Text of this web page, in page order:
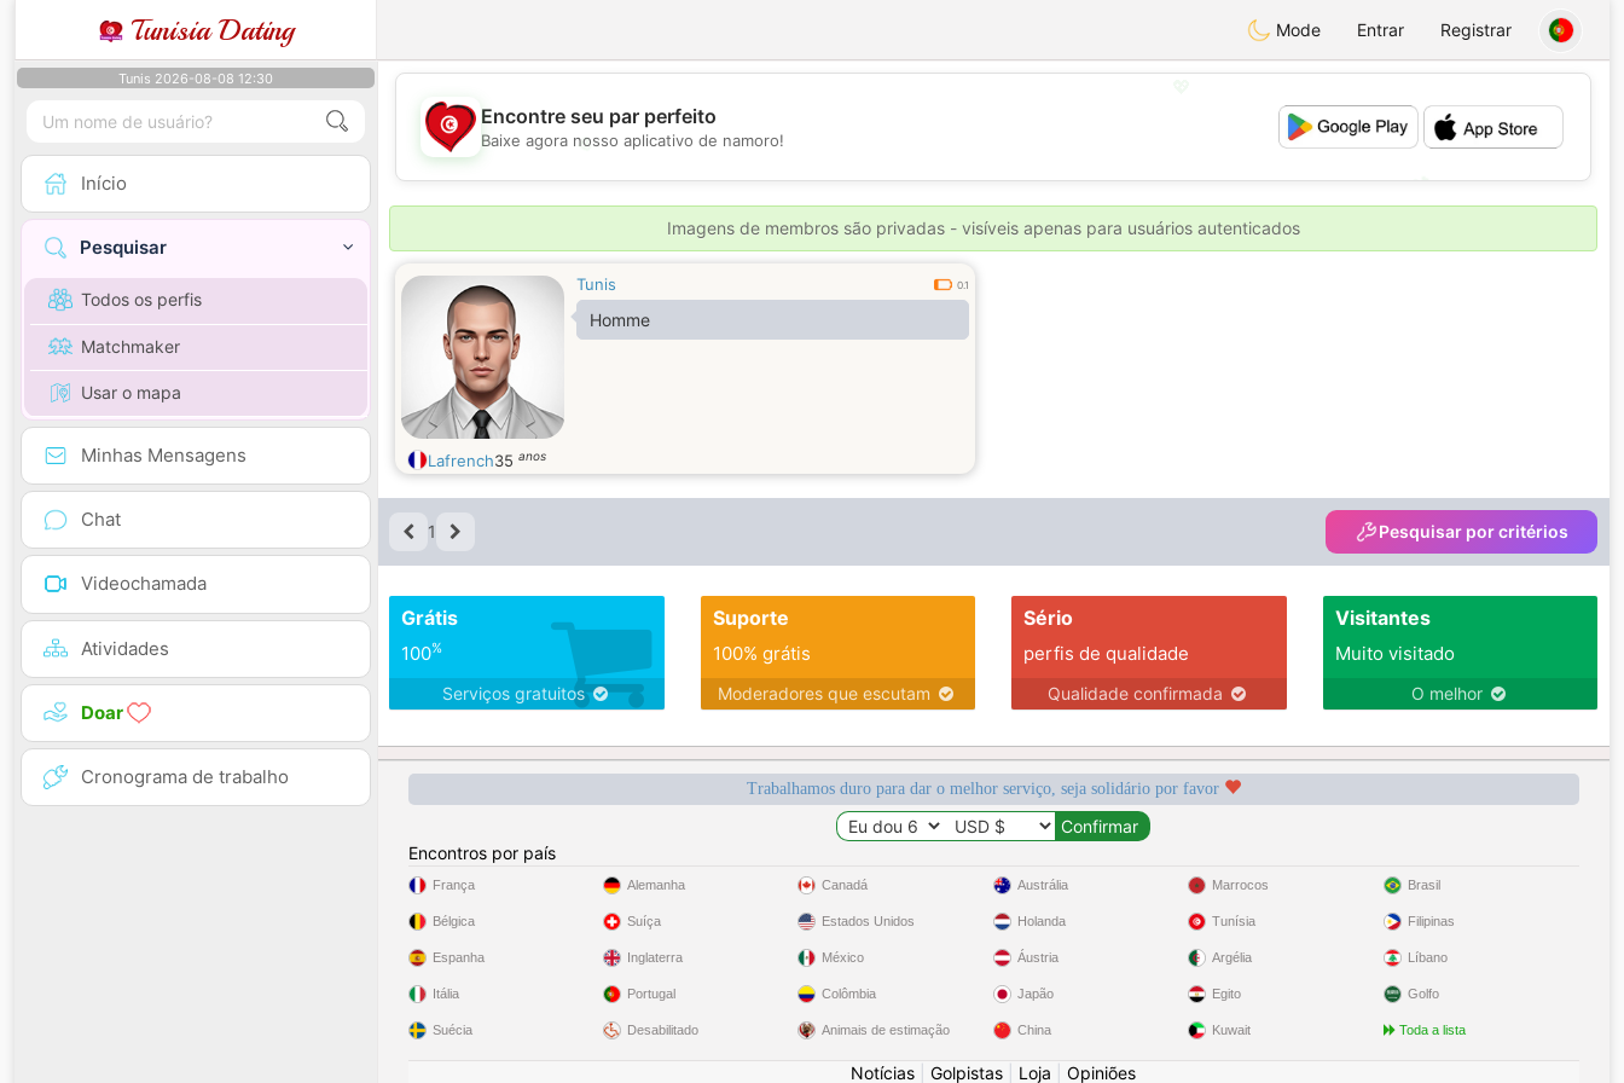
Tunisia Dating Mode Entrar Registrar
Tunis 2026-08-08 12:30
Início
Pesquisar
Todos os perfis
Matchmaker
Usar o mapa
Minhas Mensagens
Chat
Videochamada
Atividades
Doar
Cronograma de trabalho
💖
💕
💕
Encontre seu par perfeito
Baixe agora nosso aplicativo de namoro!
Imagens de membros são privadas - visíveis apenas para usuários autenticados
Tunis 0.1
Homme
Lafrench35 anos
1 Pesquisar por critérios
Grátis
100%
Serviços gratuitos
Suporte
100% grátis
Moderadores que escutam
Sério
perfis de qualidade
Qualidade confirmada
Visitantes
Muito visitado
O melhor
Trabalhamos duro para dar o melhor serviço, seja solidário por favor
Encontros por país
França
Bélgica
Espanha
Itália
Suécia
Alemanha
Suíça
Inglaterra
Portugal
Desabilitado
Canadá
Estados Unidos
México
Colômbia
Animais de estimação
Austrália
Holanda
Áustria
Japão
China
Marrocos
Tunísia
Argélia
Egito
Kuwait
Brasil
Filipinas
Líbano
Golfo
Toda a lista
Notícias Golpistas Loja Opiniões